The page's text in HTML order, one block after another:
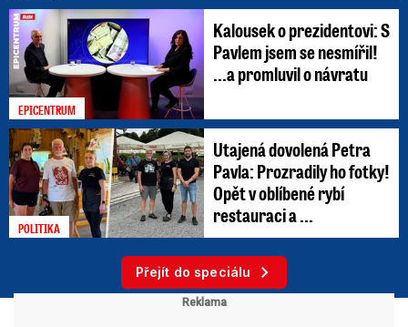
EPICENTRUM
Kalousek o prezidentovi: S
Pavlem jsem se nesmířil!
...a promluvil o návratu
POLITIKA
Utajená dovolená Petra
Pavla: Prozradily ho fotky!
Opět v oblíbené rybí
restauraci a ...
Přejít do speciálu